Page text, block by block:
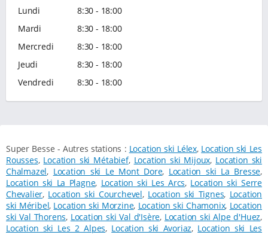
Lundi
8:30 - 18:00
Mardi
8:30 - 18:00
Mercredi
8:30 - 18:00
Jeudi
8:30 - 18:00
Vendredi
8:30 - 18:00
Super Besse - Autres stations : Location ski Lélex, Location ski Les
Rousses, Location ski Métabief, Location ski Mijoux, Location ski
Chalmazel, Location ski Le Mont Dore, Location ski La Bresse,
Location ski La Plagne, Location ski Les Arcs, Location ski Serre
Chevalier, Location ski Courchevel, Location ski Tignes, Location
ski Méribel, Location ski Morzine, Location ski Chamonix, Location
ski Val Thorens, Location ski Val d'Isère, Location ski Alpe d'Huez,
Location ski Les 2 Alpes, Location ski Avoriaz, Location ski Les